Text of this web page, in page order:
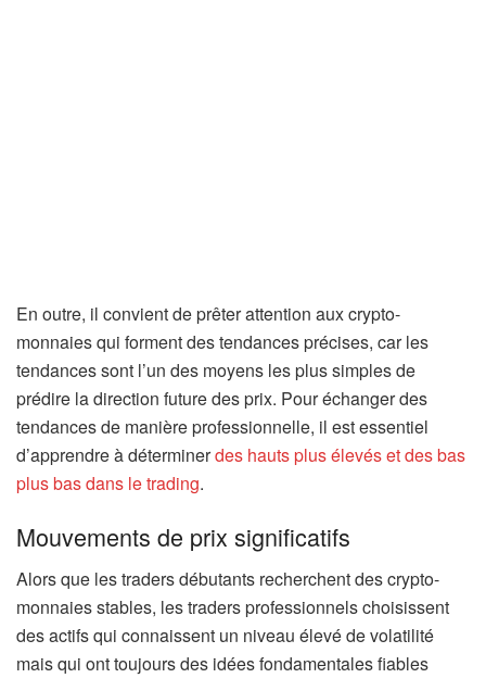
En outre, il convient de prêter attention aux crypto-
monnaies qui forment des tendances précises, car les
tendances sont l’un des moyens les plus simples de
prédire la direction future des prix. Pour échanger des
tendances de manière professionnelle, il est essentiel
d’apprendre à déterminerdes hauts plus élevés et des bas
plus bas dans le trading.
Mouvements de prix significatifs
Alors que les traders débutants recherchent des crypto-
monnaies stables, les traders professionnels choisissent
des actifs qui connaissent un niveau élevé de volatilité
mais qui ont toujours des idées fondamentales fiables